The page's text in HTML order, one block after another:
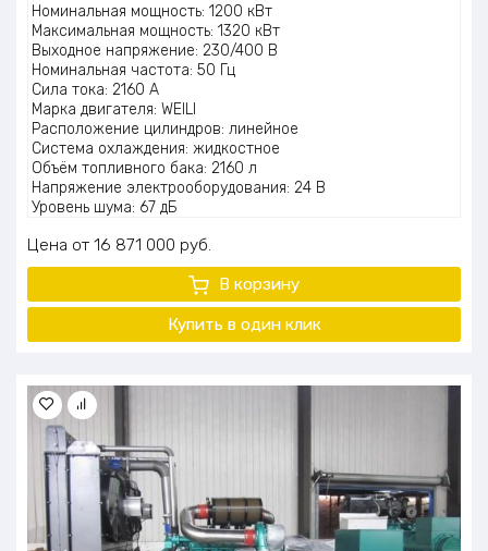
Номинальная мощность: 1200 кВт
Максимальная мощность: 1320 кВт
Выходное напряжение: 230/400 В
Номинальная частота: 50 Гц
Сила тока: 2160 А
Марка двигателя: WEILI
Расположение цилиндров: линейное
Система охлаждения: жидкостное
Объём топливного бака: 2160 л
Напряжение электрооборудования: 24 В
Уровень шума: 67 дБ
Цена 16 871 000 руб.
В корзину
Купить в один клик